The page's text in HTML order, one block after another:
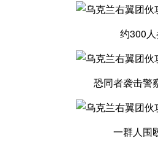
约300
恐同者袭击警
一群人围